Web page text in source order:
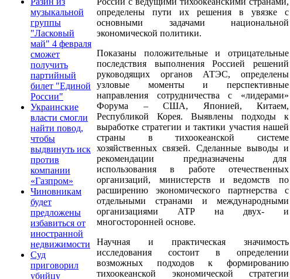
музыкальной
группы
"Ласковый
май" 4 февраля
сможет
получить
партийный
билет "Единой
России"
Украинские
власти смогли
найти повод,
чтобы
выдвинуть иск
против
компании
«Газпром»
Чиновникам
будет
предложены
избавиться от
иностранной
недвижимости
Суд
приговорил
убийцу
определены пути их решения в увязке с
основными задачами национальной
экономической политики.
Показаны положительные и отрицательные
последствия выполнения Россией решений
руководящих органов АТЭС, определены
узловые моменты и перспективные
направления сотрудничества с «лидерами»
Форума – США, Японией, Китаем,
Республикой Корея. Выявлены подходы к
выработке стратегии и тактики участия нашей
страны в тихоокеанской системе
хозяйственных связей. Сделанные выводы и
рекомендации предназначены для
использования в работе отечественных
организаций, министерств и ведомств по
расширению экономического партнерства с
отдельными странами и международными
организациями АТР на двух- и
многосторонней основе.
Научная и практическая значимость
исследования состоит в определении
возможных подходов к формированию
тихоокеанской экономической стратегии